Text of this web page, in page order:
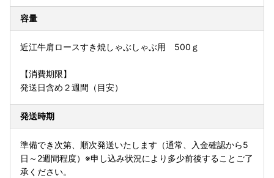
容量
近江牛肩ロースすき焼しゃぶしゃぶ用 500ｇ
【消費期限】
発送日含め２週間（目安）
発送時期
準備でき次第、順次発送いたします（通常、入金確認から5
日～2週間程度）※申し込み状況により多少前後することご了
承ください。